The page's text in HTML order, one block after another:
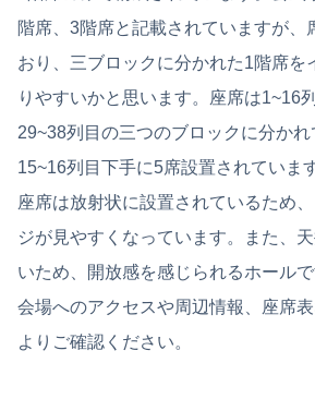
階席、3階席と記載されていますが、
おり、三ブロックに分かれた1階席を
りやすいかと思います。座席は1~16
29~38列目の三つのブロックに分か
15~16列目下手に5席設置されていま
座席は放射状に設置されているため
ジが見やすくなっています。また、
いため、開放感を感じられるホールで
会場へのアクセスや周辺情報、座席
よりご確認ください。